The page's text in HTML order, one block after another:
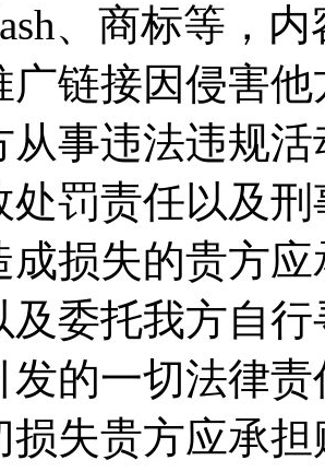
、商标等，
广链接因侵害
从事违法违规
处罚责任以及
成损失的贵方
及委托我方自
发的一切法律
损失贵方应承